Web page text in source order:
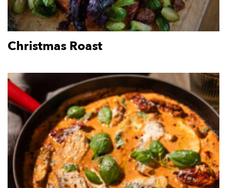
Christmas Roast